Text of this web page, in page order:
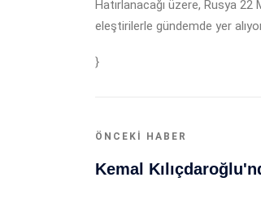
Hatırlanacağı üzere, Rusya 22
eleştirilerle gündemde yer
}
ÖNCEKI HABER